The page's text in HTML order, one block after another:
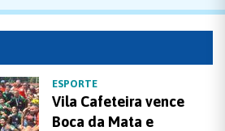
ESPORTE
Vila Cafeteira vence
Boca da Mata e